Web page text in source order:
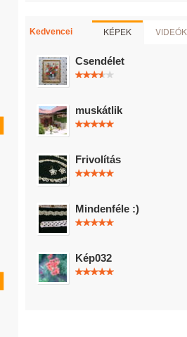
Kedvencei KÉPEK VIDEÓK
Csendélet
muskátlik
Frivolítás
Mindenféle :)
Kép032